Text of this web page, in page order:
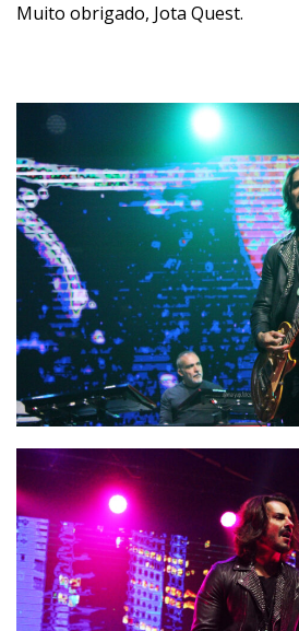
Muito obrigado, Jota Quest.